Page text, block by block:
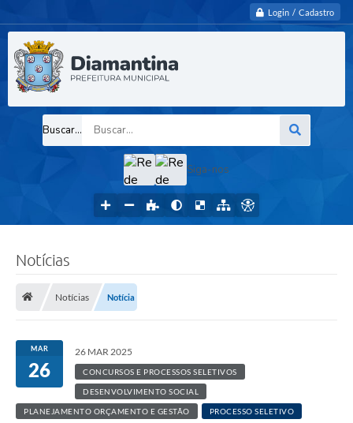
Login / Cadastro
Buscar...
Siga-nos
Notícias
Notícias Notícia
MAR
26
26 MAR 2025
CONCURSOS E PROCESSOS SELETIVOS
DESENVOLVIMENTO SOCIAL
PLANEJAMENTO ORÇAMENTO E GESTÃO PROCESSO SELETIVO